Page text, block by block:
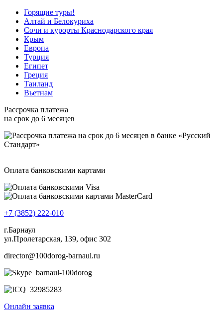
Горящие туры!
Алтай и Белокуриха
Сочи и курорты Краснодарского края
Крым
Европа
Турция
Египет
Греция
Таиланд
Вьетнам
Рассрочка платежа
на срок до 6 месяцев
Оплата банковскими картами
+7 (3852) 222-010
г.Барнаул
ул.Пролетарская, 139, офис 302
director@100dorog-barnaul.ru
barnaul-100dorog
32985283
Онлайн заявка